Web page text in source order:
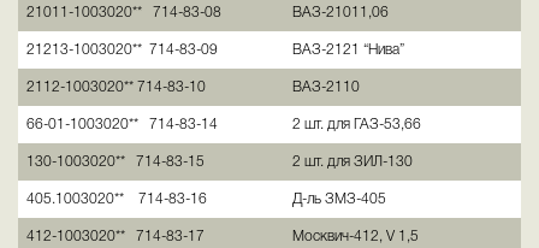
21011-1003020** 714-83-08 ВАЗ-21011,06
21213-1003020** 714-83-09 ВАЗ-2121 “Нива”
2112-1003020** 714-83-10 ВАЗ-2110
66-01-1003020** 714-83-14 2 шт. для ГАЗ-53,66
130-1003020** 714-83-15 2 шт. для ЗИЛ-130
405.1003020** 714-83-16 Д-ль ЗМЗ-405
412-1003020** 714-83-17 Москвич-412, V 1,5